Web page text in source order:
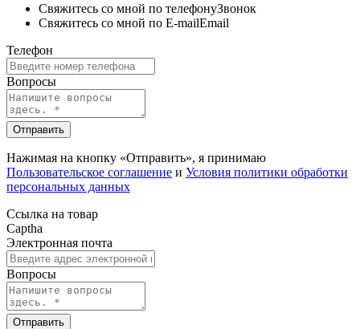
Свяжитесь со мной по телефонуЗвонок
Свяжитесь со мной по E-mailEmail
Телефон
Вопросы
Отправить
Нажимая на кнопку «Отправить», я принимаю
Пользовательское соглашение и Условия политики обработки
персональных данных
Ссылка на товар
Captha
Электронная почта
Вопросы
Отправить